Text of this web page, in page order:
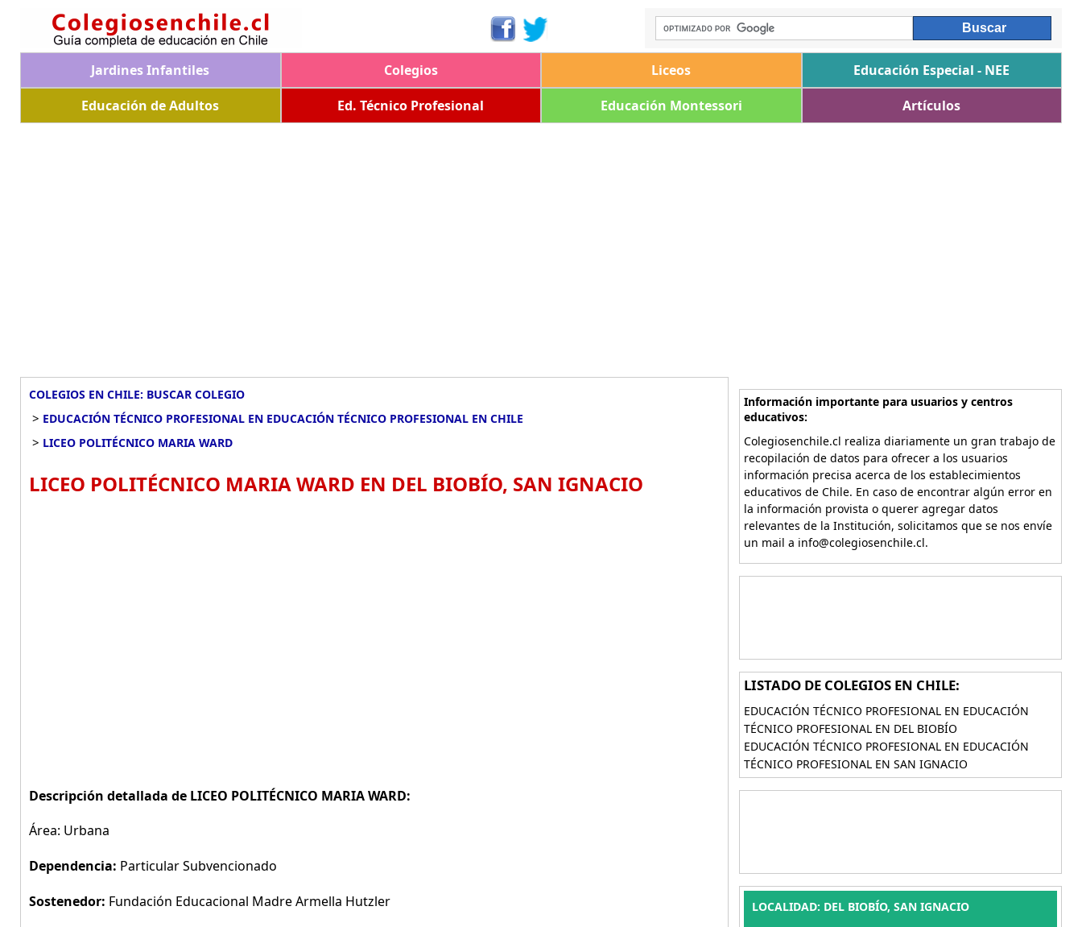
Jardines Infantiles Colegios Liceos
Educación Especial - NEE
Educación de Adultos
Ed. Técnico Profesional Educación Montessori Artículos
COLEGIOS EN CHILE: BUSCAR COLEGIO
> EDUCACIÓN TÉCNICO PROFESIONAL EN EDUCACIÓN TÉCNICO PROFESIONAL EN CHILE
> LICEO POLITÉCNICO MARIA WARD
LICEO POLITÉCNICO MARIA WARD EN DEL BIOBÍO, SAN IGNACIO
Descripción detallada de LICEO POLITÉCNICO MARIA WARD:
Área: Urbana
Dependencia: Particular Subvencionado
Sostenedor: Fundación Educacional Madre Armella Hutzler
Información importante para usuarios y centros
educativos:
Colegiosenchile.cl realiza diariamente un gran trabajo de
recopilación de datos para ofrecer a los usuarios
información precisa acerca de los establecimientos
educativos de Chile. En caso de encontrar algún error en
la información provista o querer agregar datos
relevantes de la Institución, solicitamos que se nos envíe
un mail a info@colegiosenchile.cl.
LISTADO DE COLEGIOS EN CHILE:
EDUCACIÓN TÉCNICO PROFESIONAL EN EDUCACIÓN
TÉCNICO PROFESIONAL EN DEL BIOBÍO
EDUCACIÓN TÉCNICO PROFESIONAL EN EDUCACIÓN
TÉCNICO PROFESIONAL EN SAN IGNACIO
LOCALIDAD: DEL BIOBÍO, SAN IGNACIO